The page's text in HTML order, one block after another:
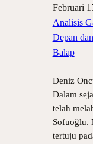
Februari
Analisis
Depan
Balap
Deniz
Dalam
telah
Sofuoğlu.
tertuju